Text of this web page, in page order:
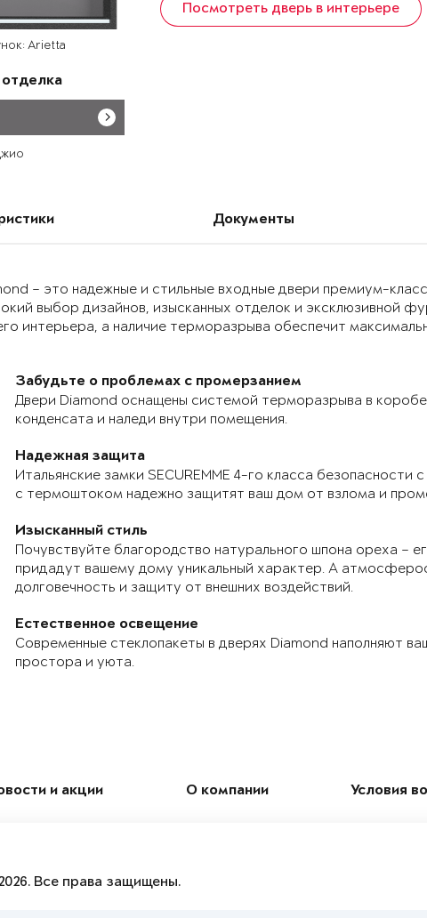
Arietta
Посмотреть дверь в интерьере
Документы
– это надежные и стильные входные двери премиум-
выбор дизайнов, изысканных отделок и эксклюзивной
интерьера, а наличие терморазрыва обеспечит
Забудьте о проблемах с промерзанием
Двери Diamond оснащены системой терморазрыва в
конденсата и наледи внутри помещения.
Надежная защита
Итальянские замки SECUREMME 4-го класса
с термоштоком надежно защитят ваш дом от взлома и
Изысканный стиль
Почувствуйте благородство натурального шпона ореха –
придадут вашему дому уникальный характер. А
долговечность и защиту от внешних воздействий.
Естественное освещение
Современные стеклопакеты в дверях Diamond наполняют
простора и уюта.
и акции О компании Условия
Все права защищены.